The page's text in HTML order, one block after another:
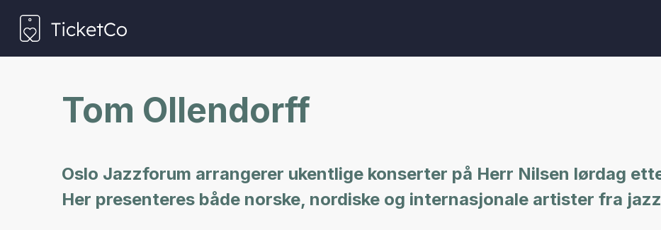
Tom Ollendorff
Oslo Jazzforum arrangerer ukentlige konserter på Herr Nilsen lørdag
Her presenteres både norske, nordiske og internasjonale artister fra